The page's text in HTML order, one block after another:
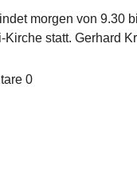
morgen von 9.30
Kirche statt. Gerhard
0